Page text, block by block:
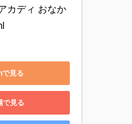
カディ おなか
見る
で見る